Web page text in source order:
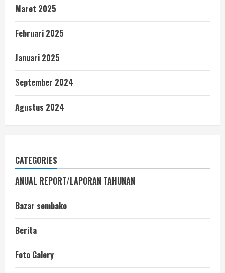
Maret 2025
Februari 2025
Januari 2025
September 2024
Agustus 2024
CATEGORIES
ANUAL REPORT/LAPORAN TAHUNAN
Bazar sembako
Berita
Foto Galery